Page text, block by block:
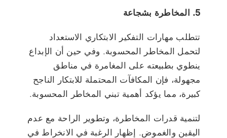
5. المخاطرة بشجاعة
تتطلب مهارات التفكير الابتكاري الاستعداد
لتحمل المخاطر المحسوبة. وفي حين أن الإبداع
ينطوي بطبيعته على المغامرة في مناطق
مجهولة، فإن المكافآت المحتملة للابتكار الناجح
كبيرة، مما يؤكد أهمية تبني المخاطر المحسوبة.
لتنمية قدرات المخاطرة، وتطوير الراحة مع عدم
اليقين والغموض. إظهار الرغبة في الانخراط في